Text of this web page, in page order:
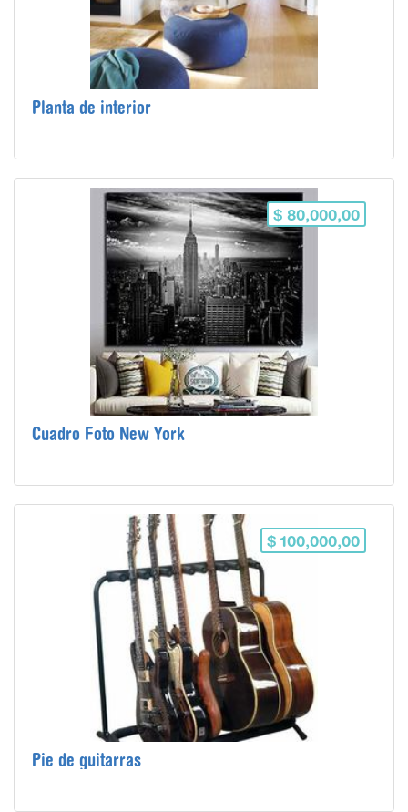
Planta de interior
$ 80,000,00
Cuadro Foto New York
$ 100,000,00
Pie de guitarras